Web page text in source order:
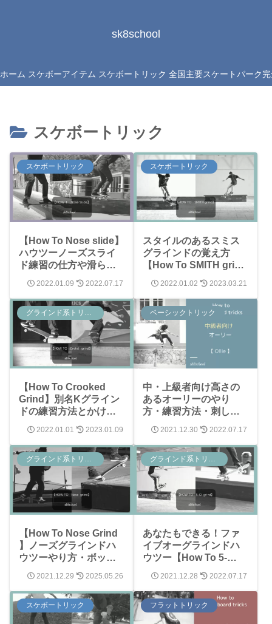
sk8school
ホーム スケボーアイテム スケボートリック 全国主要スケートパーク
スケボートリック
スケボートリック
【How To Nose slide】
ハウツーノーズスライ
ド練習の仕方や滑らせ
2022.01.09 2022.07.17
スケボートリック
スタイルのあるスミス
グラインドの覚え方
【How To SMITH grind
】かけ方・流し方
2022.01.02 2023.03.21
グラインド系トリック
【How To Crooked
Grind】別名Kグライン
ドの練習方法とかけ方
と流すポイント
2022.01.01 2023.01.09
ベーシックトリック
中・上級者向け高さの
あるオーリーのやり
方・練習方法・刺し方
【スケボートリック】
2021.12.30 2022.07.17
グラインド系トリック
【How To Nose Grind
】ノーズグラインドハ
ウツーやり方・ボック
スでのポイントF/S、
B/Sどちらも解説しま
す！
2021.12.29 2025.05.26
グラインド系トリック
あなたもできる！ファ
イブオーグラインドハ
ウツー【How To 5-
2021.12.28 2022.07.17
スケボートリック フラットトリック